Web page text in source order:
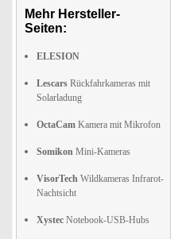
Mehr Hersteller-
Seiten:
ELESION
Lescars Rückfahrkameras mit
Solarladung
OctaCam Kamera mit Mikrofon
Somikon Mini-Kameras
VisorTech Wildkameras Infrarot-
Nachtsicht
Xystec Notebook-USB-Hubs